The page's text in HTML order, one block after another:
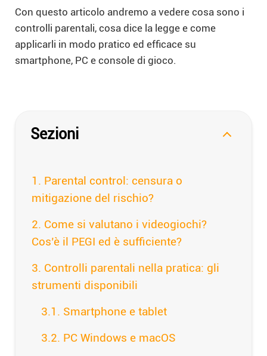
Con questo articolo andremo a vedere cosa sono i
controlli parentali, cosa dice la legge e come
applicarli in modo pratico ed efficace su
smartphone, PC e console di gioco.
Sezioni
Parental control: censura o
mitigazione del rischio?
Come si valutano i videogiochi?
Cos’è il PEGI ed è sufficiente?
Controlli parentali nella pratica: gli
strumenti disponibili
Smartphone e tablet
PC Windows e macOS